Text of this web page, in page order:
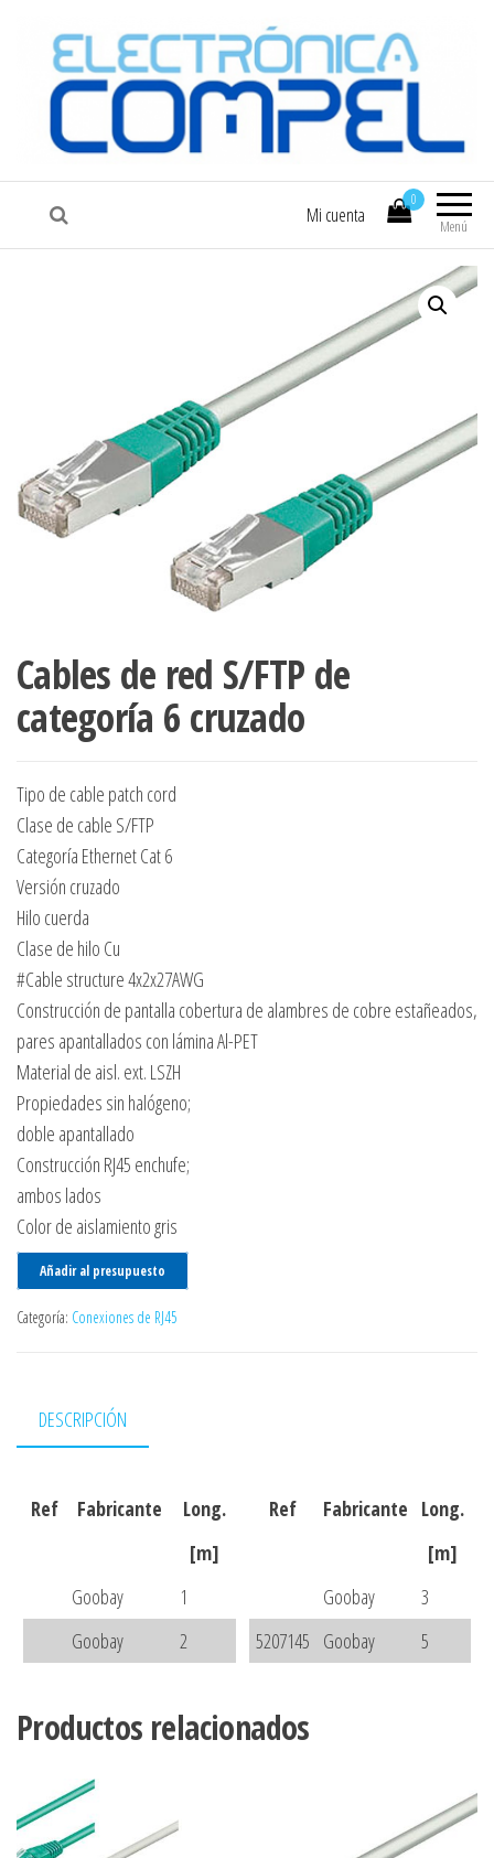
COMPEL Electrónica COMPEL
Menú
0
Mi cuenta
Cables de red S/FTP de
categoría 6 cruzado
Tipo de cable patch cord
Clase de cable S/FTP
Categoría Ethernet Cat 6
Versión cruzado
Hilo cuerda
Clase de hilo Cu
#Cable structure 4x2x27AWG
Construcción de pantalla cobertura de alambres de cobre estañeados,
pares apantallados con lámina Al-PET
Material de aisl. ext. LSZH
Propiedades sin halógeno;
doble apantallado
Construcción RJ45 enchufe;
ambos lados
Color de aislamiento gris
Añadir al presupuesto
Categoría: Conexiones de RJ45
DESCRIPCIÓN
Ref Fabricante
Long.
[m]
Goobay
1
Goobay
2
Ref Fabricante Long.
[m]
Goobay
3
5207145 Goobay 5
Productos relacionados